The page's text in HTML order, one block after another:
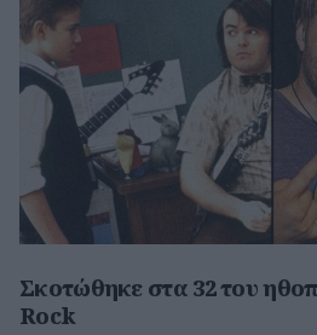
Σκοτώθηκε στα 32 του
Rock